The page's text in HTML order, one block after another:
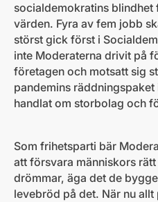
socialdemokratins
värden. Fyra av fem jobb
störst gick först i
inte Moderaterna drivit på
företagen och motsatt sig
pandemins
handlat om storbolag och
Som frihetsparti bär
att försvara människors
drömmar, äga det de
levebröd på det. När nu